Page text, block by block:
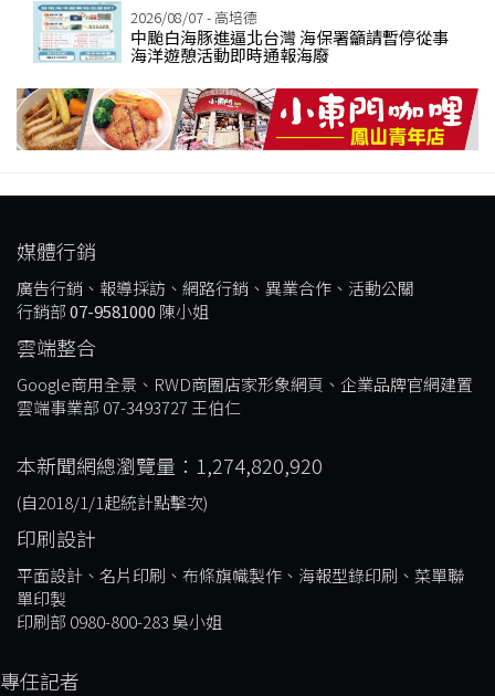
2026/08/07 - 高培德
中颱白海豚進逼北台灣 海保署籲請暫停從事
海洋遊憩活動即時通報海廢
媒體行銷
廣告行銷、報導採訪、網路行銷、異業合作、活動公關
行銷部07-9581000 陳小姐
雲端整合
Google商用全景、RWD商圈店家形象網頁、企業品牌官網建置
雲端事業部 07-3493727 王伯仁
本新聞網總瀏覽量：1,274,820,920
(自2018/1/1起統計點擊次)
印刷設計
平面設計、名片印刷、布條旗幟製作、海報型錄印刷、菜單聯
單印製
印刷部 0980-800-283 吳小姐
專任記者